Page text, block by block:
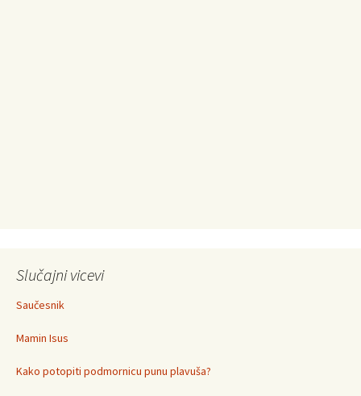
Slučajni vicevi
Saučesnik
Mamin Isus
Kako potopiti podmornicu punu plavuša?